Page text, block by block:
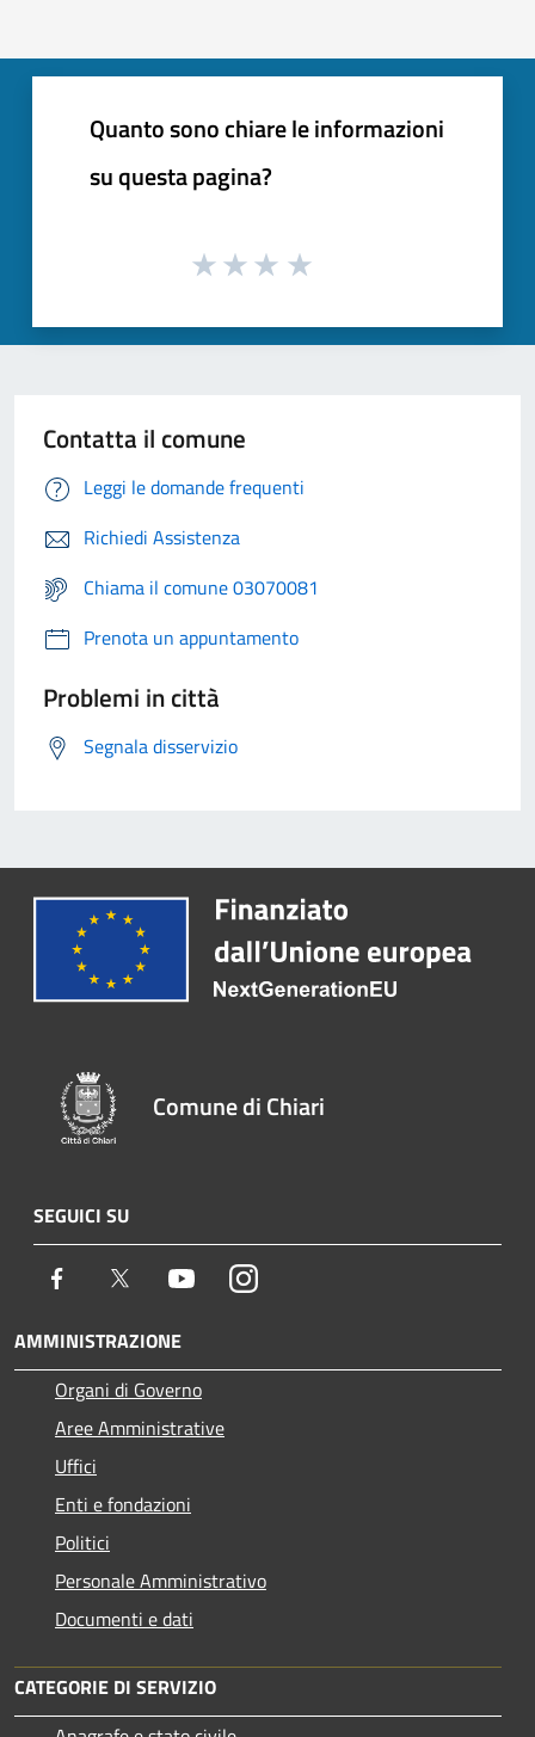
Quanto sono chiare le informazioni
su questa pagina?
Contatta il comune
Leggi le domande frequenti
Richiedi Assistenza
Chiama il comune 03070081
Prenota un appuntamento
Problemi in città
Segnala disservizio
Comune di Chiari
SEGUICI SU
Facebook Twitter YoutubeInstagram
AMMINISTRAZIONE
Organi di Governo
Aree Amministrative
Uffici
Enti e fondazioni
Politici
Personale Amministrativo
Documenti e dati
CATEGORIE DI SERVIZIO